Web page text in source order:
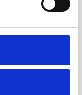
und
zum Tisch